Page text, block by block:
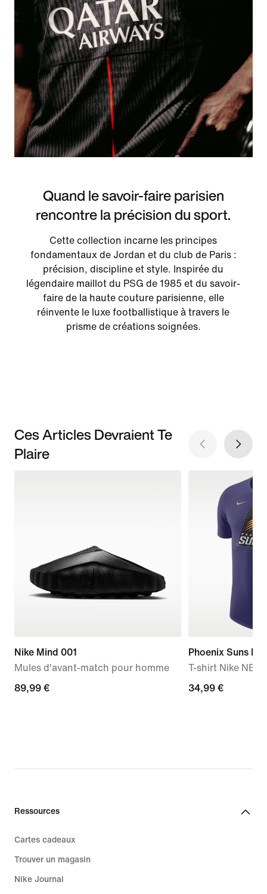
Quand le savoir-faire parisien
rencontre la précision du sport.
Cette collection incarne les principes
fondamentaux de Jordan et du club de Paris :
précision, discipline et style. Inspirée du
légendaire maillot du PSG de 1985 et du savoir-
faire de la haute couture parisienne, elle
réinvente le luxe footballistique à travers le
prisme de créations soignées.
Ces Articles Devraient Te
Plaire
Nike Mind 001
Mules d'avant-match pour homme
89,99 €
89,99 €
Phoenix Suns
T-shirt Nike NBA
34,99 €
34,99 €
Ressources
Cartes cadeaux
Trouver un magasin
Nike Journal